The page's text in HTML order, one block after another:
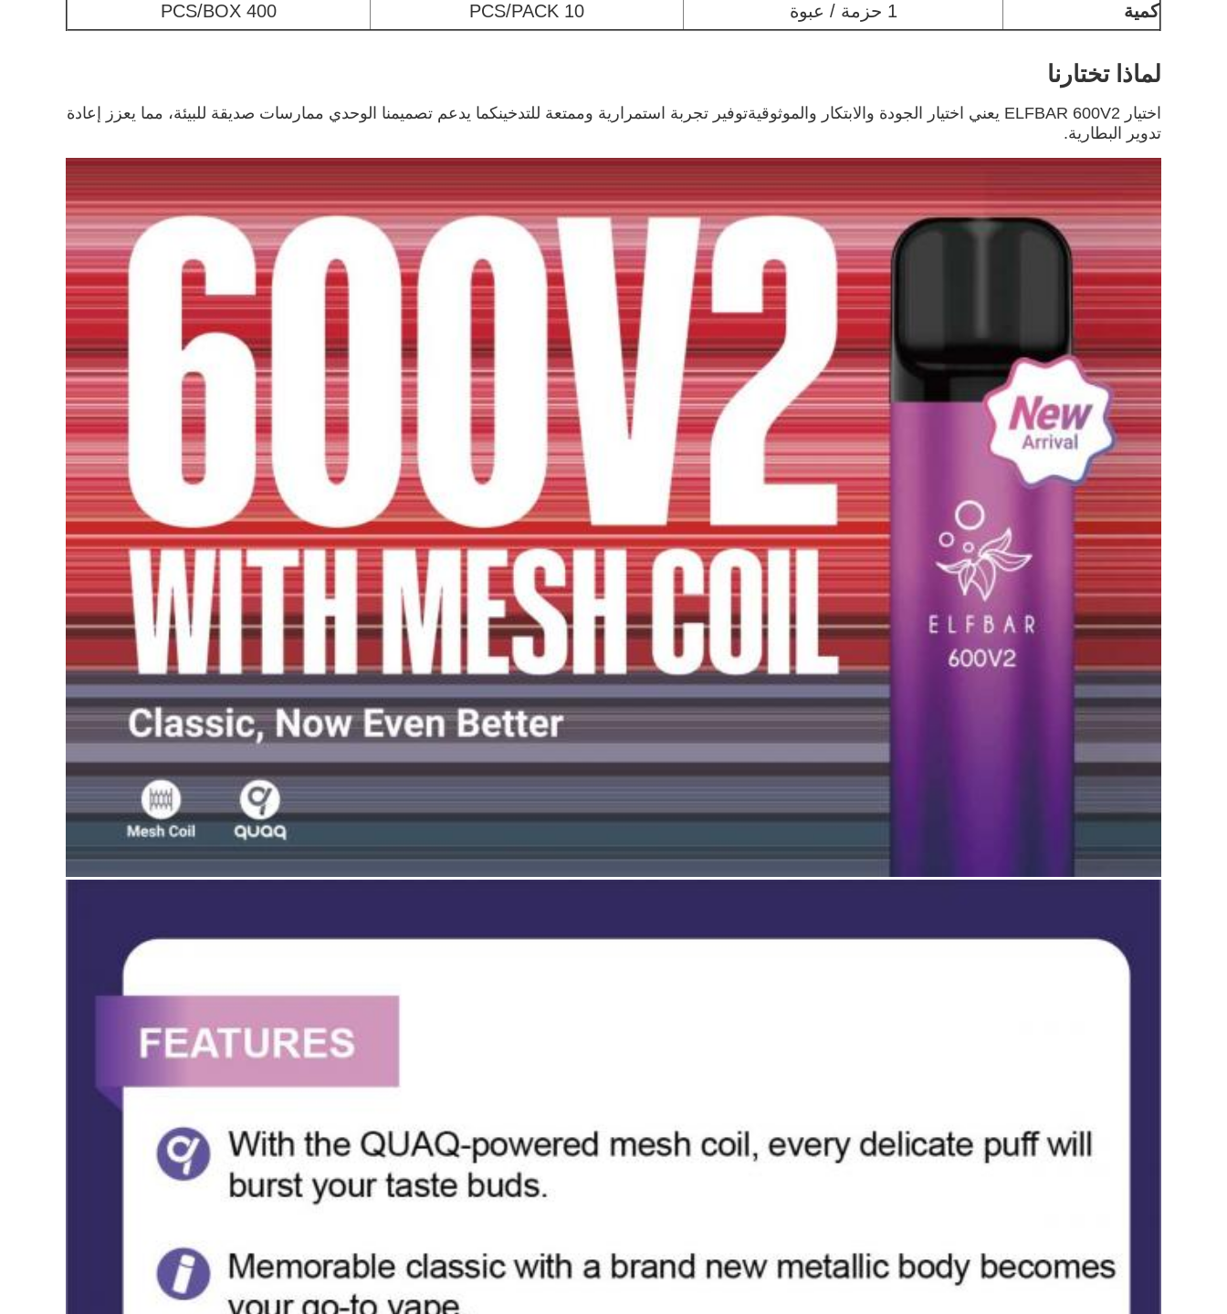
كمية
1 حزمة / عبوة 10 PCS/PACK
400 PCS/BOX
لماذا تختارنا
اختيار ELFBAR 600V2 يعني اختيار الجودة والابتكار والموثوقيةتوفير تجربة استمرارية وممتعة للتدخينكما يدعم تصميمنا الوحدي ممارسات صديقة للبيئة، مما يعزز إعادة
تدوير البطارية.